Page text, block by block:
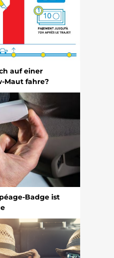
auf einer
Maut fahre?
Badge ist